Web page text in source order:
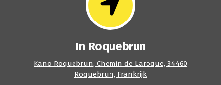
In Roquebrun
Kano Roquebrun, Chemin de Laroque, 34460
Roquebrun, Frankrijk